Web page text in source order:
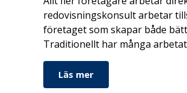
redovisningskonsult arbetar
företaget som skapar både
Traditionellt har många
Läs mer